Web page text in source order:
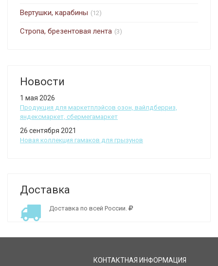
Вертушки, карабины (12)
Стропа, брезентовая лента (3)
Новости
1 мая 2026
Продукция для маркетплэйсов озон, вайлдберриз,
яндексмаркет, сбермегамаркет
26 сентября 2021
Новая коллекция гамаков для грызунов
Доставка
Доставка по всей России.
КОНТАКТНАЯ ИНФОРМАЦИЯ